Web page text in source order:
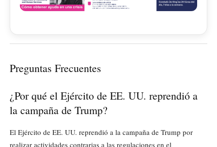
Preguntas Frecuentes
¿Por qué el Ejército de EE. UU. reprendió a
la campaña de Trump?
El Ejército de EE. UU. reprendió a la campaña de Trump por
realizar actividades contrarias a las regulaciones en el